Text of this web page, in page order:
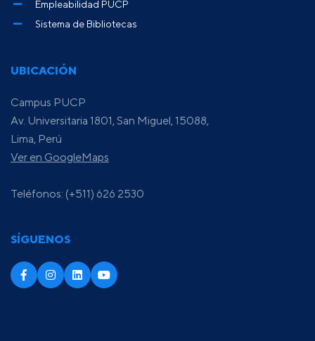
UBICACIÓN
Campus PUCP
Av. Universitaria 1801, San Miguel, 15088,
Lima, Perú
Ver en GoogleMaps
Teléfonos: (+511) 626 2530
SÍGUENOS
Empleabilidad PUCP
Sistema de Bibliotecas